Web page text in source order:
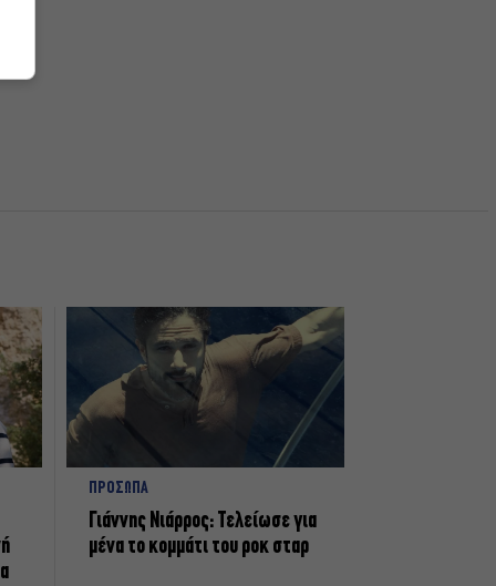
ΠΡΟΣΩΠΑ
Γιάννης Νιάρρος: Τελείωσε για
μένα το κομμάτι του ροκ σταρ